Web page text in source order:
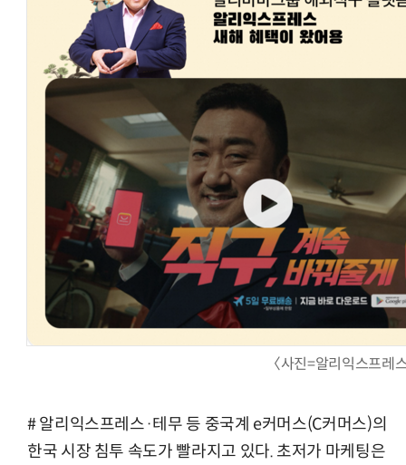
〈사진=알리익스프레
# 알리익스프레스·테무 등 중국계 e커머스(C커머스)의
한국 시장 침투 속도가 빨라지고 있다. 초저가 마케팅은
현업에서 바로 쓰는 "하네스 엔